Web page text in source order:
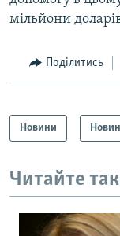
мільйони
Поділитись
Новини
Читайте